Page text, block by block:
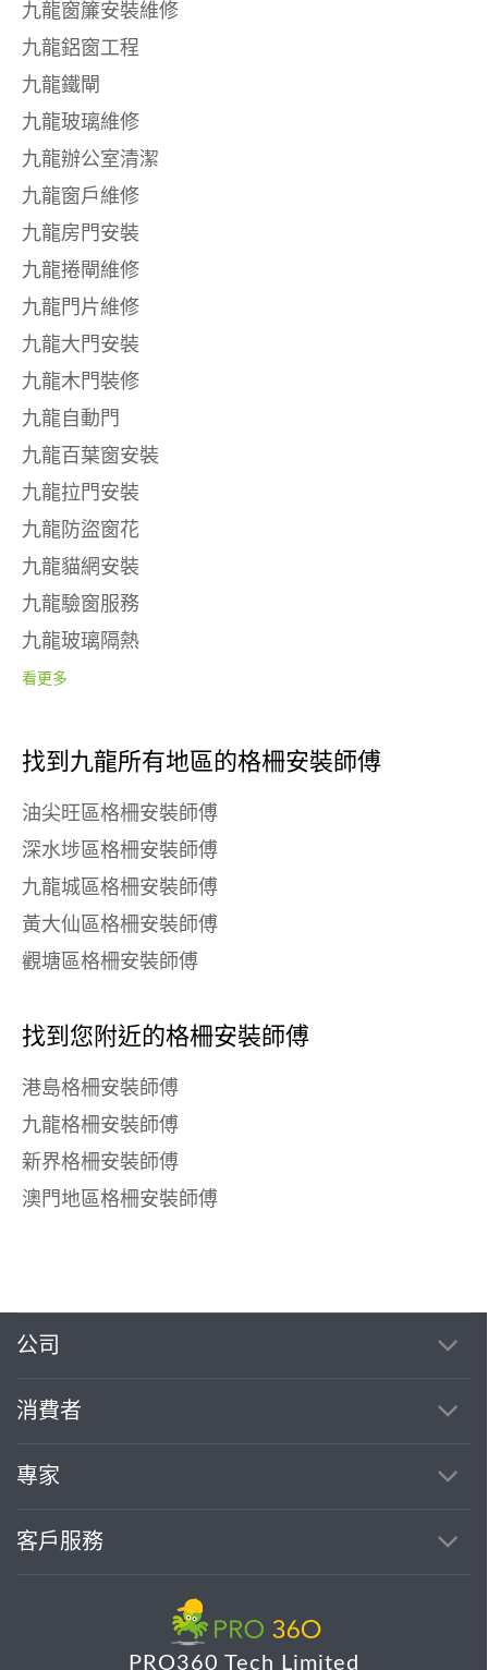
九龍窗簾安裝維修
九龍鋁窗工程
九龍鐵閘
九龍玻璃維修
九龍辦公室清潔
九龍窗戶維修
九龍房門安裝
九龍捲閘維修
九龍門片維修
九龍大門安裝
九龍木門裝修
九龍自動門
九龍百葉窗安裝
九龍拉門安裝
九龍防盜窗花
九龍貓網安裝
九龍驗窗服務
九龍玻璃隔熱
看更多
找到九龍所有地區的格柵安裝師傅
油尖旺區格柵安裝師傅
深水埗區格柵安裝師傅
九龍城區格柵安裝師傅
黃大仙區格柵安裝師傅
觀塘區格柵安裝師傅
找到您附近的格柵安裝師傅
港島格柵安裝師傅
九龍格柵安裝師傅
新界格柵安裝師傅
澳門地區格柵安裝師傅
公司
消費者
專家
客戶服務
PRO360 Tech Limited